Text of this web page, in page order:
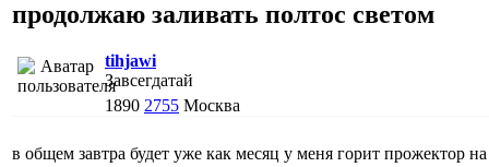
продолжаю заливать полтос светом
tihjawi
Завсегдатай
1890 2755 Москва
в общем завтра будет уже как месяц у меня горит прожектор